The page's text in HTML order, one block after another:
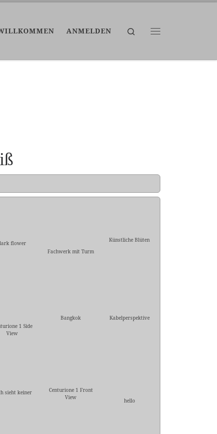
ANMELDEN
Search
flower
Fachwerk mit Turm
Künstliche Blüten
1 Side
View
Bangkok Kabelperspektive
sieht keiner
Centurione 1 Front
View
hello